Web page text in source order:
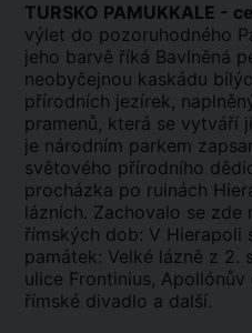
TURSKO PAMUKKALE -
výlet do pozoruhodného
jeho barvě říká Bavlněná
neobyčejnou kaskádu
přírodních jezírek,
pramenů, která se vytváří
je národním parkem
světového přírodního
procházka po ruinách
lázních. Zachovalo se zde
římských dob: V Hierapoli
památek: Velké lázně z 2.
ulice Frontinius,
římské divadlo a další.